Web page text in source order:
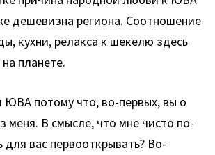
дешевизна региона. Соотношение
кухни, релакса к шекелю здесь
планете.
ЮВА потому что, во-первых, вы о
меня. В смысле, что мне чисто по-
для вас первооткрывать? Во-